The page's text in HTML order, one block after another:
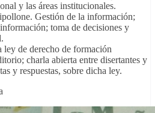
y las áreas institucionales.
Gestión de la información;
toma de decisiones y
de derecho de formación
charla abierta entre disertantes y
y respuestas, sobre dicha ley.